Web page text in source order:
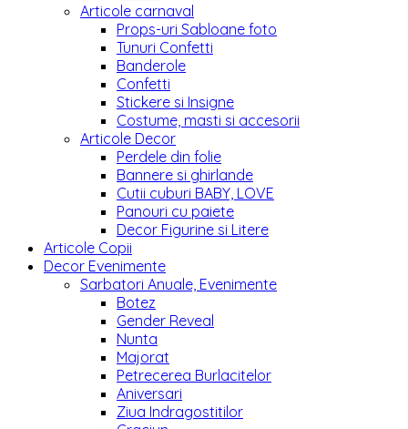
Articole carnaval
Props-uri Sabloane foto
Tunuri Confetti
Banderole
Confetti
Stickere si Insigne
Costume, masti si accesorii
Articole Decor
Perdele din folie
Bannere si ghirlande
Cutii cuburi BABY, LOVE
Panouri cu paiete
Decor Figurine si Litere
Articole Copii
Decor Evenimente
Sarbatori Anuale, Evenimente
Botez
Gender Reveal
Nunta
Majorat
Petrecerea Burlacitelor
Aniversari
Ziua Indragostitilor